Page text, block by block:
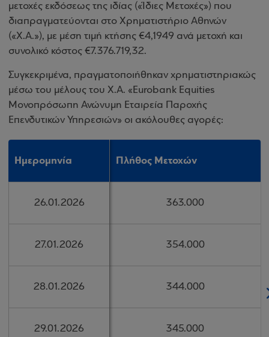
μετοχές εκδόσεως της ιδίας («Ίδιες Μετοχές») που
διαπραγματεύονται στο Χρηματιστήριο Αθηνών
(«Χ.Α.»), με μέση τιμή κτήσης €4,1949 ανά μετοχή και
συνολικό κόστος €7.376.719,32.
Συγκεκριμένα, πραγματοποιήθηκαν χρηματιστηριακώς
μέσω του μέλους του Χ.Α. «Eurobank Equities
Μονοπρόσωπη Ανώνυμη Εταιρεία Παροχής
Επενδυτικών Υπηρεσιών» οι ακόλουθες αγορές:
Ημερομηνία Πλήθος Μετοχών
26.01.2026 363.000
27.01.2026 354.000
28.01.2026 344.000
29.01.2026 345.000
Ημερομηνία Πλήθος Μετοχών
26.01.2026 363.000
27.01.2026 354.000
28.01.2026 344.000
29.01.2026 345.000